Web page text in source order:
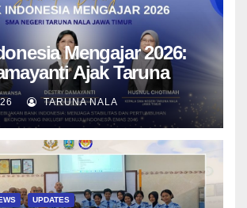
Mengajar 2026:
Ajak Taruna
Nala Jawa Timur
Pemimpin
Global
TARUNA NALA
UPDATES